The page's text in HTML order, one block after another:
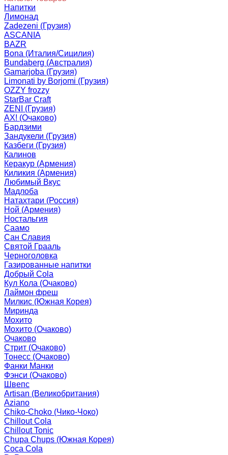
Напитки
Лимонад
Zadezeni (Грузия)
ASCANIA
BAZR
Bona (Италия/Сицилия)
Bundaberg (Австралия)
Gamarjoba (Грузия)
Limonati by Borjomi (Грузия)
OZZY frozzy
StarBar Craft
ZENI (Грузия)
АХ! (Очаково)
Бардзими
Зандукели (Грузия)
Казбеги (Грузия)
Калинов
Керакур (Армения)
Киликия (Армения)
Любимый Вкус
Мадлоба
Натахтари (Россия)
Ной (Армения)
Ностальгия
Саамо
Сан Славия
Святой Грааль
Черноголовка
Газированные напитки
Добрый Cola
Кул Кола (Очаково)
Лаймон фреш
Милкис (Южная Корея)
Миринда
Мохито
Мохито (Очаково)
Очаково
Стрит (Очаково)
Тонесс (Очаково)
Фанки Манки
Фэнси (Очаково)
Швепс
Artisan (Великобритания)
Aziano
Chiko-Choko (Чико-Чоко)
Chillout Cola
Chillout Tonic
Chupa Chups (Южная Корея)
Coca Cola